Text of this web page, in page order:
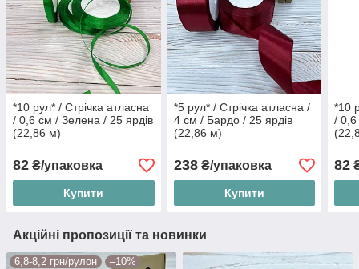
*10 рул* / Стрічка атласна
/ 0,6 см / Зелена / 25 ярдів
(22,86 м)
82 ₴/упаковка
Купити
*5 рул* / Стрічка атласна /
4 см / Бардо / 25 ярдів
(22,86 м)
238₴/упаковка
Купити
*10
/ 0,6
82
Акційні пропозиції та новинки
6,8-8,2 грн/рулон –10%